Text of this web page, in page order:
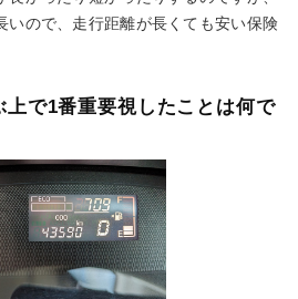
いので、走行距離が長くても安い保険
上で1番重要視したことは何で